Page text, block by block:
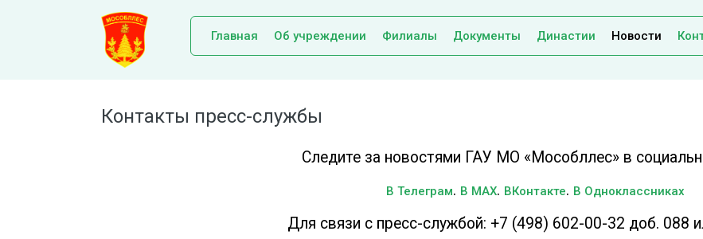
Главная Об учреждении Филиалы Документы Династии Новости
Контакты пресс-службы
Следите за новостями ГАУ МО «Мособллес» в
В Телеграм. В MAX. ВКонтакте. В Одноклассниках
Для связи с пресс-службой: +7 (498) 602-00-32 доб. 088